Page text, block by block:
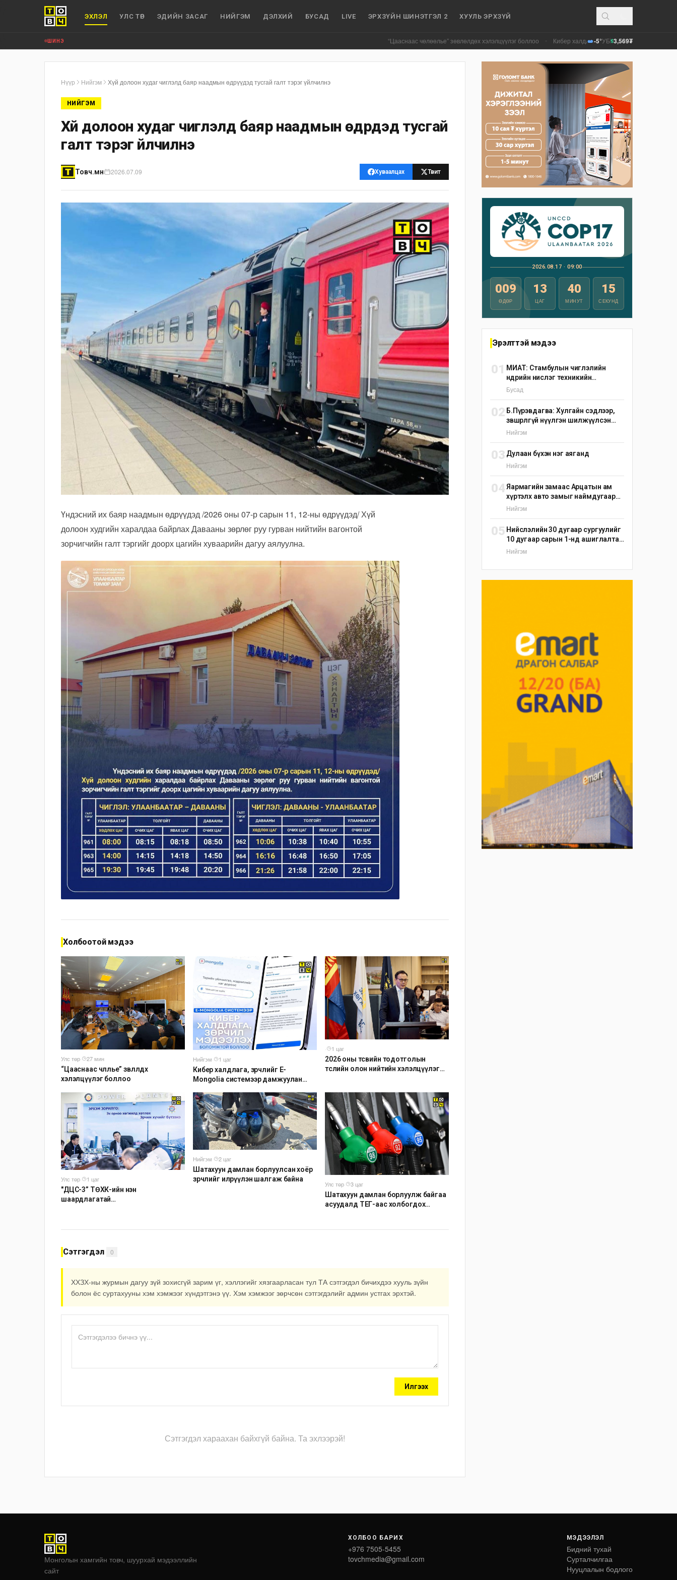
ЭХЛЭЛ УЛС ТӨР ЭДИЙН ЗАСАГ НИЙГЭМ ДЭЛХИЙ БУСАД LIVE ЭРХЗҮЙН ШИНЭТГЭЛ 2 ХУУЛЬ ЭРХЗҮЙ
ШИНЭ “Цааснаас чөлөөлье” зөвлөлдөх хэлэлцүүлэг боллоо • Кибер халдлага, зөрчлийг E-Mongolia системээр
-5°УБ$3,569₮
Нүүр Нийгэм Хүй долоон худаг чиглэлд баяр наадмын өдрүүдэд тусгай галт тэрэг үйлчилнэ
НИЙГЭМ
Хүй долоон худаг чиглэлд баяр наадмын өдрүүдэд тусгай
галт тэрэг үйлчилнэ
Товч.мн 2026.07.09 Хуваалцах Твит
Үндэсний их баяр наадмын өдрүүдэд /2026 оны 07-р сарын 11, 12-ны өдрүүдэд/ Хүй
долоон худгийн харалдаа байрлах Давааны зөрлөг руу гурван нийтийн вагонтой
зорчигчийн галт тэргийг доорх цагийн хуваарийн дагуу аялуулна.
Холбоотой мэдээ
Улс төр·
27 мин
“Цааснаас чөлөөлье” зөвлөлдөх
хэлэлцүүлэг боллоо
Нийгэм·
1 цаг
Кибер халдлага, зөрчлийг E-
Mongolia системээр дамжуулан
·
1 цаг
2026 оны төсвийн тодотголын
төслийн олон нийтийн хэлэлцүүлэг
Улс төр·
1 цаг
"ДЦС-3” ТӨХК-ийн нэн
шаардлагатай
болов
Нийгэм·
2 цаг
Шатахуун дамлан борлуулсан хоёр
зөрчлийг илрүүлэн шалгаж байна
Улс төр·
3 цаг
Шатахуун дамлан борлуулж байгаа
асуудалд ТЕГ-аас холбогдох
Сэтгэгдэл 0
ХХЗХ-ны журмын дагуу зүй зохисгүй зарим үг, хэллэгийг хязгаарласан тул ТА сэтгэгдэл бичихдээ хууль зүйн
болон ёс суртахууны хэм хэмжээг хүндэтгэнэ үү. Хэм хэмжээг зөрчсөн сэтгэгдэлийг админ устгах эрхтэй.
Илгээх
Сэтгэгдэл хараахан байхгүй байна. Та эхлээрэй!
2026.08.17 · 09:00
009
ӨДӨР
13
ЦАГ
40
МИНУТ
14
СЕКУНД
Эрэлттэй мэдээ
01 МИАТ: Стамбулын чиглэлийн
өнөөдрийн нислэг техникийн
шалтгаанаар цуцлагдлаа
Бусад
02 Б.Пүрэвдагва: Хулгайн сэдлээр,
зөвшөөрөлгүй нүүлгэн шилжүүлсэн
С.Зоригийн хөшөөг өнөөдрийн дотор
Нийгэм
03 Дулаан бүхэн нэг аяганд
Нийгэм
04 Яармагийн замаас Арцатын ам
хүртэлх авто замыг наймдугаар
сарын 25-ныг хүртэл түр хаана
Нийгэм
05 Нийслэлийн 30 дугаар сургуулийг
10 дугаар сарын 1-нд ашиглалтад
оруулна
Нийгэм
Монголын хамгийн товч, шуурхай мэдээллийн
сайт
ХОЛБОО БАРИХ
+976 7505-5455
tovchmedia@gmail.com
МЭДЭЭЛЭЛ
Бидний тухай
Сурталчилгаа
Нууцлалын бодлого